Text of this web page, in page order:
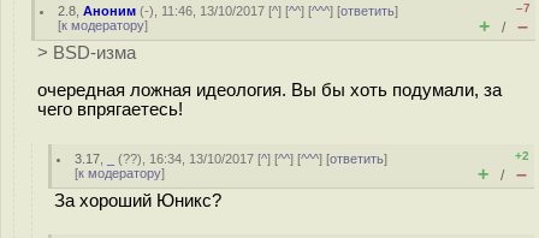
2.8 ,Аноним (-), 11:46, 13/10/2017 [^] [^^] [^^^] [ответить]
[к модератору]
–7
+ / –
> BSD-изма
очередная ложная идеология. Вы бы хоть подумали, за
чего впрягаетесь!
3.17 (??), 16:34, 13/10/2017 [^] [^^] [^^^] [ответить]
[к модератору]
+2
+ / –
За хороший Юникс?